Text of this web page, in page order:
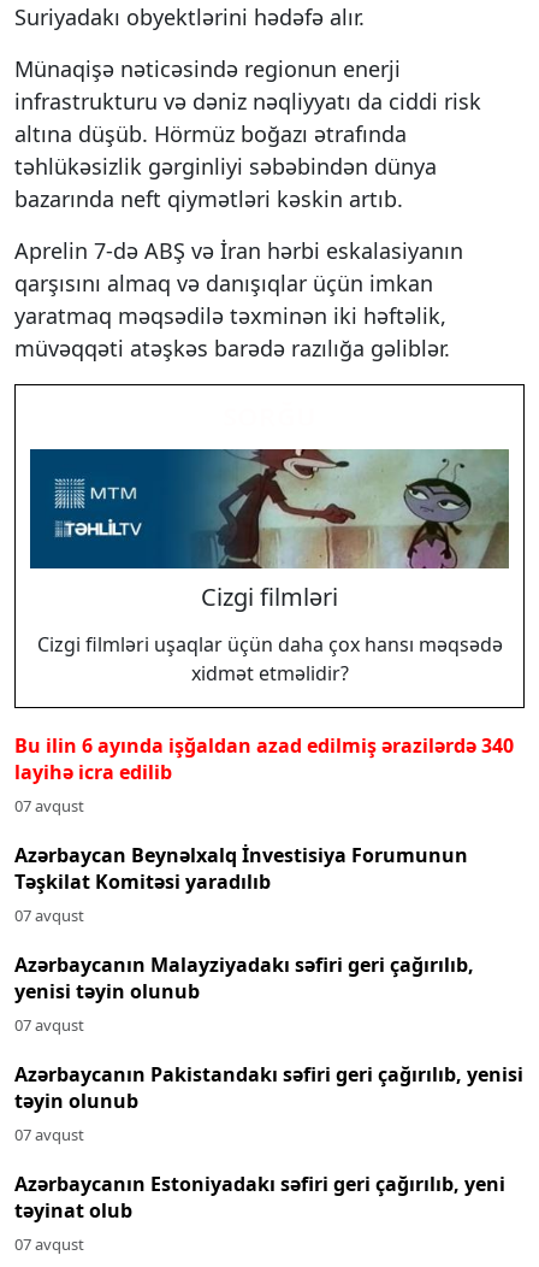
Suriyadakı obyektlərini hədəfə alır.
Münaqişə nəticəsində regionun enerji
infrastrukturu və dəniz nəqliyyatı da ciddi risk
altına düşüb. Hörmüz boğazı ətrafında
təhlükəsizlik gərginliyi səbəbindən dünya
bazarında neft qiymətləri kəskin artıb.
Aprelin 7-də ABŞ və İran hərbi eskalasiyanın
qarşısını almaq və danışıqlar üçün imkan
yaratmaq məqsədilə təxminən iki həftəlik,
müvəqqəti atəşkəs barədə razılığa gəliblər.
Cizgi filmləri
Cizgi filmləri uşaqlar üçün daha çox hansı məqsədə
xidmət etməlidir?
Bu ilin 6 ayında işğaldan azad edilmiş ərazilərdə 340
layihə icra edilib
07 avqust
Azərbaycan Beynəlxalq İnvestisiya Forumunun
Təşkilat Komitəsi yaradılıb
07 avqust
Azərbaycanın Malayziyadakı səfiri geri çağırılıb,
yenisi təyin olunub
07 avqust
Azərbaycanın Pakistandakı səfiri geri çağırılıb, yenisi
təyin olunub
07 avqust
Azərbaycanın Estoniyadakı səfiri geri çağırılıb, yeni
təyinat olub
07 avqust